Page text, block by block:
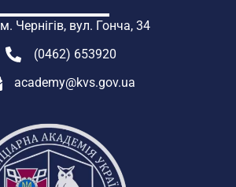
м. Чернігів, вул. Гонча, 34
(0462) 653920
academy@kvs.gov.ua